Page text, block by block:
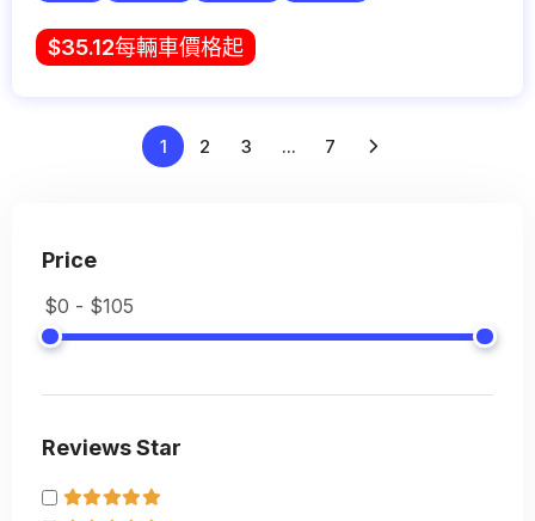
Price
Reviews Star
$35.12每輛車價格起
1 2 3 ... 7